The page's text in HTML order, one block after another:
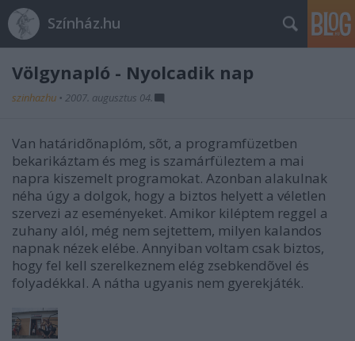
Színház.hu
Völgynapló - Nyolcadik nap
szinhazhu • 2007. augusztus 04.
Van határidõnaplóm, sõt, a programfüzetben
bekarikáztam és meg is szamárfüleztem a mai
napra kiszemelt programokat. Azonban alakulnak
néha úgy a dolgok, hogy a biztos helyett a véletlen
szervezi az eseményeket. Amikor kiléptem reggel a
zuhany alól, még nem sejtettem, milyen kalandos
napnak nézek elébe. Annyiban voltam csak biztos,
hogy fel kell szerelkeznem elég zsebkendõvel és
folyadékkal. A nátha ugyanis nem gyerekjáték.